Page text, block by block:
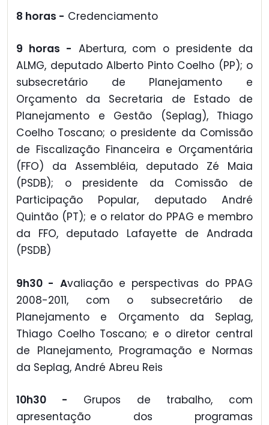
8 horas - Credenciamento
9 horas - Abertura, com o presidente da
ALMG, deputado Alberto Pinto Coelho (PP); o
subsecretário de Planejamento e
Orçamento da Secretaria de Estado de
Planejamento e Gestão (Seplag), Thiago
Coelho Toscano; o presidente da Comissão
de Fiscalização Financeira e Orçamentária
(FFO) da Assembléia, deputado Zé Maia
(PSDB); o presidente da Comissão de
Participação Popular, deputado André
Quintão (PT); e o relator do PPAG e membro
da FFO, deputado Lafayette de Andrada
(PSDB)
9h30 - Avaliação e perspectivas do PPAG
2008-2011, com o subsecretário de
Planejamento e Orçamento da Seplag,
Thiago Coelho Toscano; e o diretor central
de Planejamento, Programação e Normas
da Seplag, André Abreu Reis
10h30 - Grupos de trabalho, com
apresentação dos programas